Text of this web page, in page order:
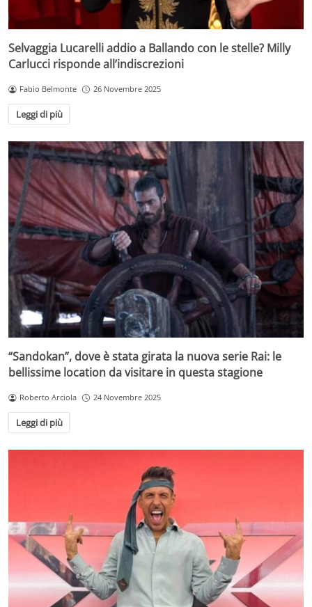
Selvaggia Lucarelli addio a Ballando con le stelle? Milly
Carlucci risponde all’indiscrezioni
Fabio Belmonte 26 Novembre 2025
Leggi di più
“Sandokan”, dove è stata girata la nuova serie Rai: le
bellissime location da visitare in questa stagione
Roberto Arciola 24 Novembre 2025
Leggi di più